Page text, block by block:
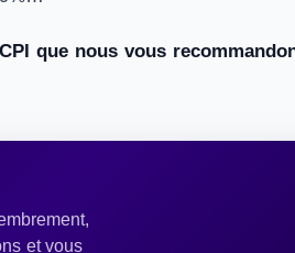
que nous vous
et vous